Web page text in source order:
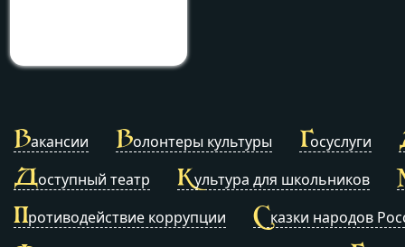
Вакансии Волонтеры культуры Госуслуги
Доступный театр Культура для школьников
Противодействие коррупции Сказки народов